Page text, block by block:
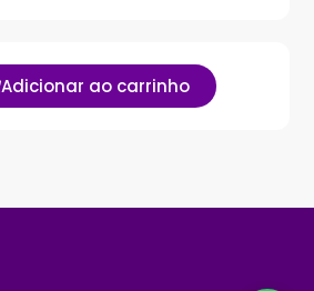
Adicionar ao carrinho